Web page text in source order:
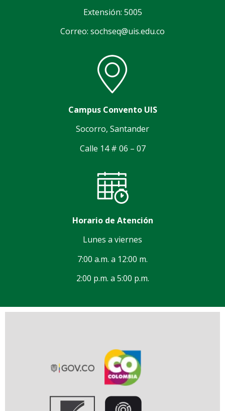
Extensión: 5005
Correo: sochseq@uis.edu.co
Campus Convento UIS
Socorro, Santander
Calle 14 # 06 – 07
Horario de Atención
Lunes a viernes
7:00 a.m. a 12:00 m.
2:00 p.m. a 5:00 p.m.